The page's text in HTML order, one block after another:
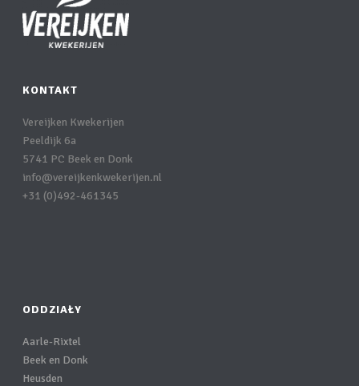
KONTAKT
Vereijken Kwekerijen
Peeldijk 6a
5741 PC Beek en Donk
info@vereijkenkwekerijen.nl
+31 (0)492-461345
ODDZIAŁY
Aarle-Rixtel
Beek en Donk
Heusden